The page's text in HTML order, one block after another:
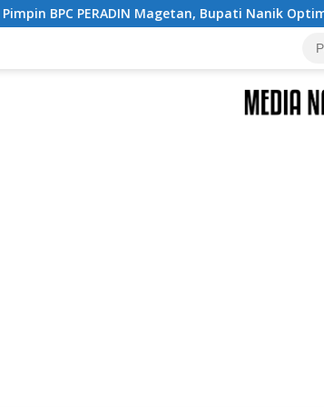
Bupati Nanik Optimistis Perkuat Layanan Hukum